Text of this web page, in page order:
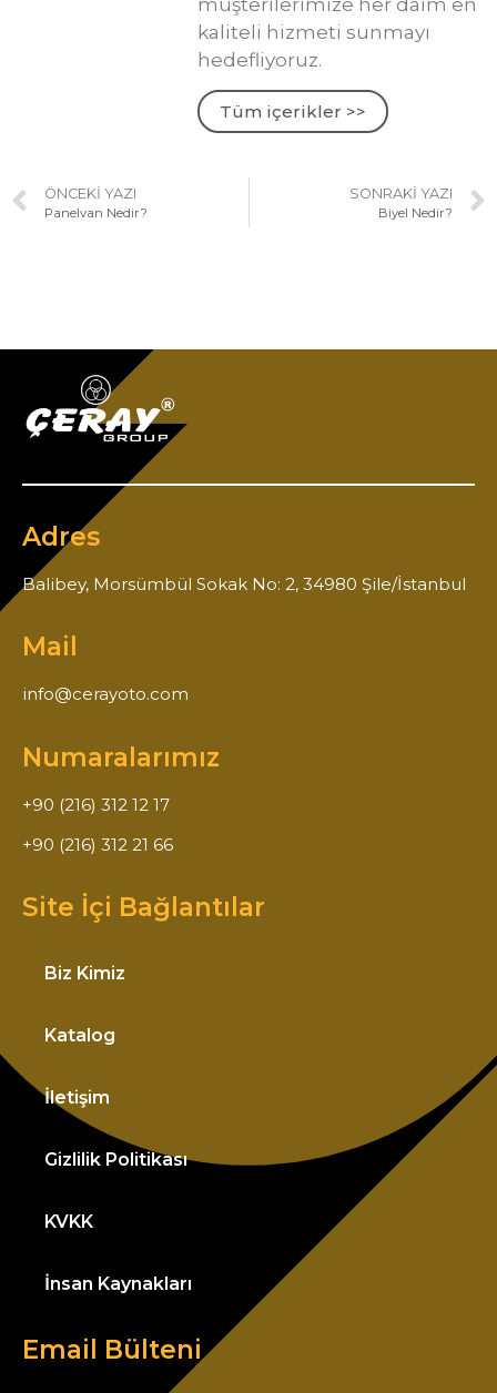
müşterilerimize her daim en
kaliteli hizmeti sunmayı
hedefliyoruz.
Tüm içerikler >>
ÖNCEKI YAZI
Panelvan Nedir?
SONRAKI YAZI
Biyel Nedir?
Adres
Balibey, Morsümbül Sokak No: 2, 34980 Şile/İstanbul
Mail
info@cerayoto.com
Numaralarımız
+90 (216) 312 12 17
+90 (216) 312 21 66
Site İçi Bağlantılar
Biz Kimiz
Katalog
İletişim
Gizlilik Politikası
KVKK
İnsan Kaynakları
Email Bülteni